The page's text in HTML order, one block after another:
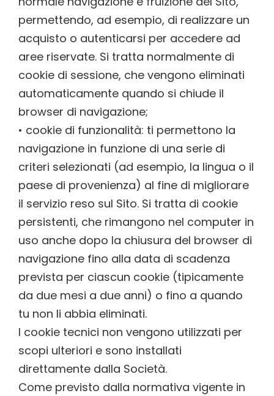
permettendo, ad esempio, di realizzare un
acquisto o autenticarsi per accedere ad
aree riservate. Si tratta normalmente di
cookie di sessione, che vengono eliminati
automaticamente quando si chiude il
browser di navigazione;
• cookie di funzionalità: ti permettono la
navigazione in funzione di una serie di
criteri selezionati (ad esempio, la lingua o il
paese di provenienza) al fine di migliorare
il servizio reso sul Sito. Si tratta di cookie
persistenti, che rimangono nel computer in
uso anche dopo la chiusura del browser di
navigazione fino alla data di scadenza
prevista per ciascun cookie (tipicamente
da due mesi a due anni) o fino a quando
tu non li abbia eliminati.
I cookie tecnici non vengono utilizzati per
scopi ulteriori e sono installati
direttamente dalla Società.
Come previsto dalla normativa vigente in